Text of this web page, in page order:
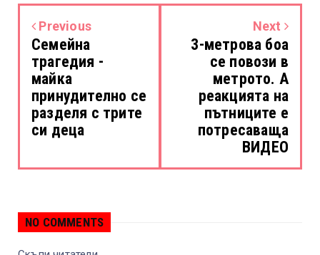
Previous
Семейна
трагедия -
майка
принудително се
разделя с трите
си деца
Next
3-метрова боа
се повози в
метрото. А
реакцията на
пътниците е
потресаваща
ВИДЕО
NO COMMENTS